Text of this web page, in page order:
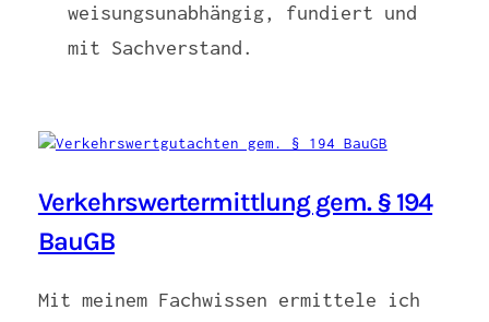
weisungsunabhängig, fundiert und
mit Sachverstand.
Verkehrswertermittlung gem. § 194
BauGB
Mit meinem Fachwissen ermittele ich